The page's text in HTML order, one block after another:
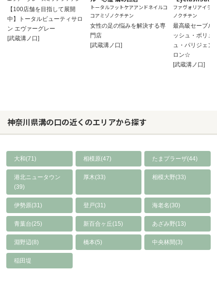
【100店舗を目指して展開
中】トータルビューティサロ
ン エヴァーグレー
[武蔵溝ノ口]
トータルフットケアアンドネイルコ
コアミゾノクチテン
女性の足の悩みを解決する専
門店
[武蔵溝ノ口]
ファヴォリアイラ
ノクチテン
最高級セーブル
ッシュ・ボリュ
ュ・パリジェン
ロン☆
[武蔵溝ノ口]
神奈川県溝の口の近くのエリアから探す
大和(71) 相模原(47) たまプラーザ(44)
港北ニュータウン
(39)
厚木(33) 相模大野(33)
伊勢原(31) 登戸(31) 海老名(30)
青葉台(25) 新百合ヶ丘(15) あざみ野(13)
淵野辺(8) 橋本(5) 中央林間(3)
稲田堤